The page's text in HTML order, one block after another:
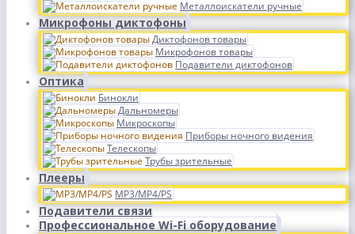
Металлоискатели ручные
Микрофоны диктофоны
Диктофонов товары
Микрофонов товары
Подавители диктофонов
Оптика
Бинокли
Дальномеры
Микроскопы
Приборы ночного видения
Телескопы
Трубы зрительные
Плееры
MP3/MP4/PS
Подавители связи
Профессиональное Wi-Fi оборудование